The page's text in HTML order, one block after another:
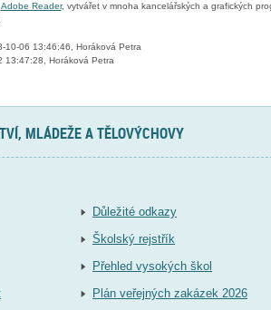
Adobe Reader, vytvářet v mnoha kancelářských a grafických
10-06 13:46:46, Horáková Petra
13:47:28, Horáková Petra
MLÁDEŽE A TĚLOVÝCHOVY
Důležité odkazy
Školský rejstřík
Přehled vysokých škol
Plán veřejných zakázek 2026